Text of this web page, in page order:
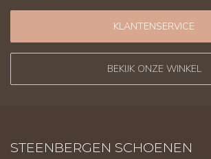
KLANTENSERVICE
BEKIJK ONZE WINKEL
STEENBERGEN SCHOENEN